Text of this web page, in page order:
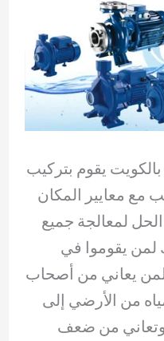
يقوم بتركيب
مع معايير المكان
لمعالجة جميع
يقوموا في
لمن يعاني من أصحاب
من الأرضي إلى
وتعاني من ضعف